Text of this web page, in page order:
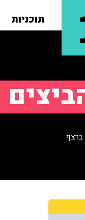
תוכניות